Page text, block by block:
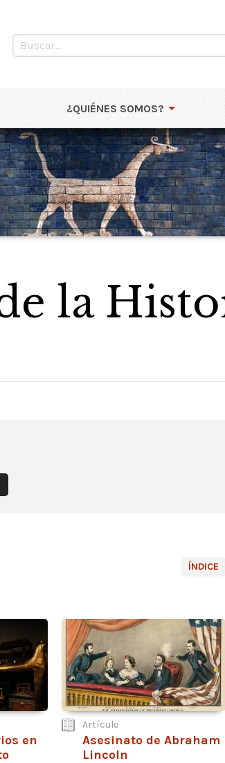
¿QUIÉNES SOMOS?
la
ÍNDICE
en
Artículo
Asesinato de Abraham
Lincoln